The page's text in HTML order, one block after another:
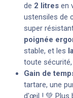
de 2 litres en
ustensiles de
super
poignée
stable, et les
toute
Gain de
tartare, une
d'œil ! 💚 Plus